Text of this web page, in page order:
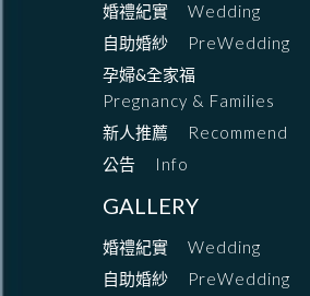
婚禮紀實
Wedding
自助婚紗
PreWedding
孕婦&全家福
Pregnancy & Families
新人推薦
Recommend
公告
Info
GALLERY
婚禮紀實
Wedding
自助婚紗
PreWedding